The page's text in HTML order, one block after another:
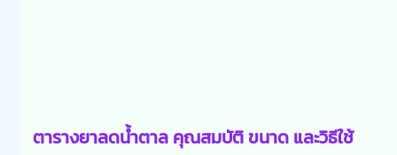
ตารางยาลดน้ำตาล คุณสมบัติ ขนาด และวิธีใช้